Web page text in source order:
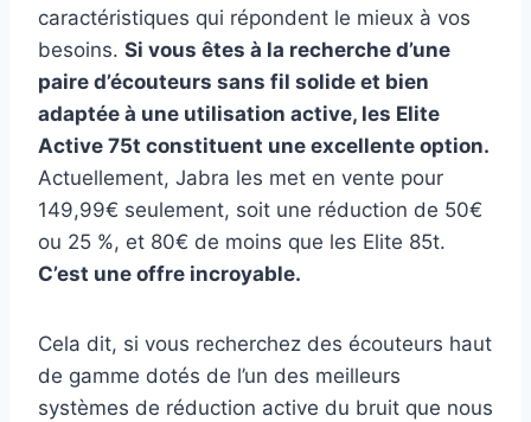
caractéristiques qui répondent le mieux à vos
besoins. Si vous êtes à la recherche d’une
paire d’écouteurs sans fil solide et bien
adaptée à une utilisation active, les Elite
Active 75t constituent une excellente option.
Actuellement, Jabra les met en vente pour
149,99€ seulement, soit une réduction de 50€
ou 25 %, et 80€ de moins que les Elite 85t.
C’est une offre incroyable.
Cela dit, si vous recherchez des écouteurs haut
de gamme dotés de l’un des meilleurs
systèmes de réduction active du bruit que nous